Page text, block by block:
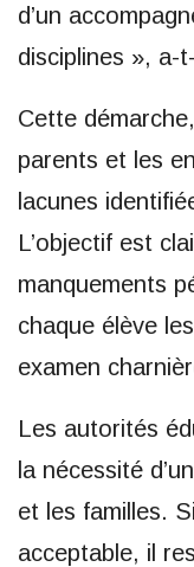
d’un
disciplines », a-
Cette
parents et les
lacunes
L’objectif est
manquements
chaque élève
examen
Les autorités
la nécessité
et les familles.
acceptable, il